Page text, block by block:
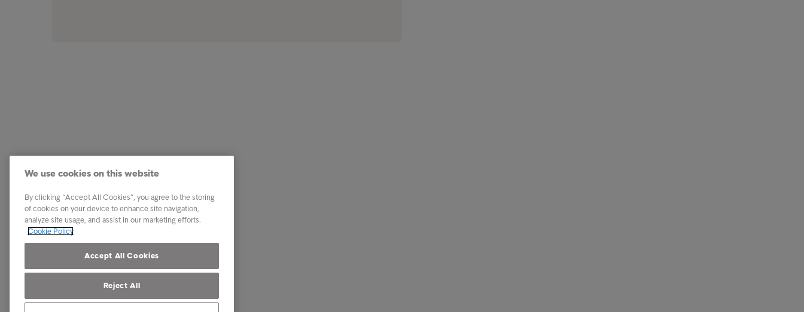
Customer
This is Intrum
Contact
We use cookies on this website
By clicking “Accept All Cookies”, you agree to the storing
of cookies on your device to enhance site navigation,
analyze site usage, and assist in our marketing efforts.
Cookie Policy
Accept All Cookies
Reject All